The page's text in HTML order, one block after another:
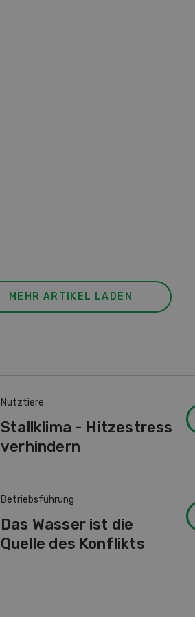
MEHR ARTIKEL LADEN
Nutztiere
Stallklima - Hitzestress
verhindern
Betriebsführung
Das Wasser ist die
Quelle des Konflikts